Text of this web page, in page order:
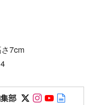
7cm
部 Follow on
Follow on
Follow